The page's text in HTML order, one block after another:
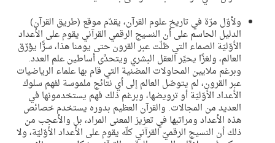
ولأوّل مرّة في تاريخ علوم القرآن، يقدّم موقع (طريق القرآن)
الدليل الحاسم على أن النسيج الرقمي القرآني يقوم على الأعداد
الأوّليّة الصماء التي ظلّت عبر القرون حتى يومنا هذا، سرًّا يؤرّق
العالم، ولغزًا يحيِّر العقل البشري ويتحدَّى أساطين علم العدد.
وبرغم ملايين المحاولات المضنية التي قام بها علماء الرياضيات
عبر القرون، لم يتوصّل العالم إلى أي نتائج ملموسة لفهم سلوك
الأعداد الأوّليّة أو ترويضها، وبرغم ذلك فهم يستخدمونها في
العديد من المجالات. والقرآن العظيم بدوره يستخدم خصائص
هذه الأعداد ومراتبها في تعزيز المعنى المراد، بل والأعجب من
ذلك أن النسيج الرقميّ القرآني كلّه يقوم على الأعداد الأوّليّة، ولا